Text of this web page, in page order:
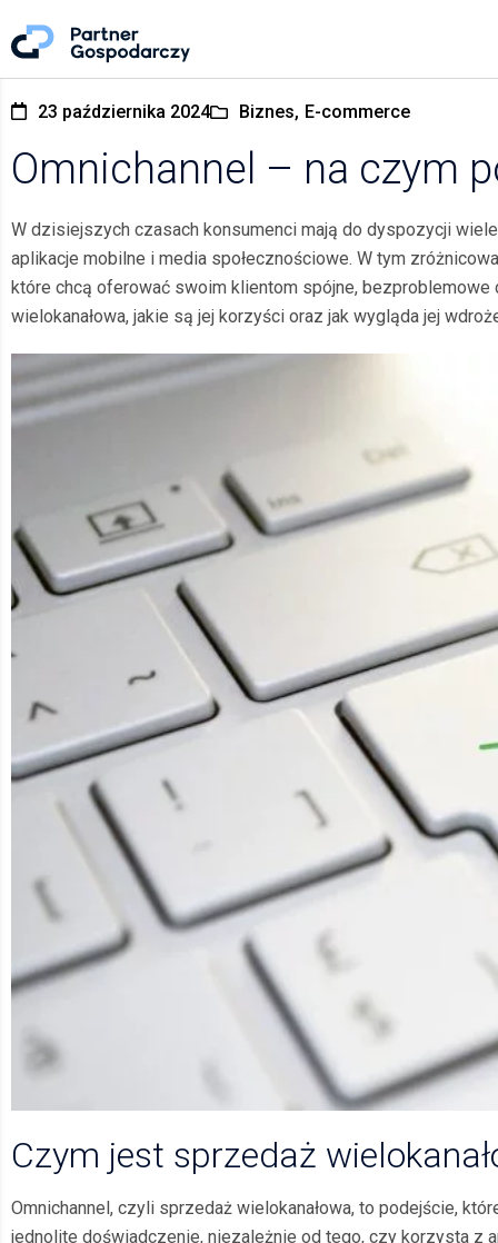
23 października 2024 Biznes, E-commerce
Omnichannel – na czym
W dzisiejszych czasach konsumenci mają do dyspozycji
aplikacje mobilne i media społecznościowe. W tym
które chcą oferować swoim klientom spójne,
wielokanałowa, jakie są jej korzyści oraz jak wygląda jej
Czym jest sprzedaż
Omnichannel, czyli sprzedaż wielokanałowa, to podejście,
jednolite doświadczenie, niezależnie od tego, czy korzysta z